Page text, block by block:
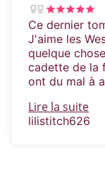
Ce dernier
J'aime les
quelque
cadette de la
ont du mal à
Lire la suite
lilistitch626